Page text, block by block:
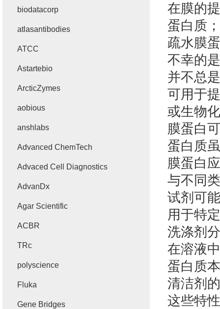
在膜的
蛋白质
疏水膜
不幸的
并不总
可用于
或生物
膜蛋白
蛋白质
膜蛋白
与不同
试剂可
用于特
洗涤剂
在溶液
蛋白质
清洁剂
这些特
biodatacorp
atlasantibodies
ATCC
Astartebio
ArcticZymes
aobious
anshlabs
Advanced ChemTech
Advaced Cell Diagnostics
AdvanDx
Agar Scientific
ACBR
TRc
polyscience
Fluka
Gene Bridges